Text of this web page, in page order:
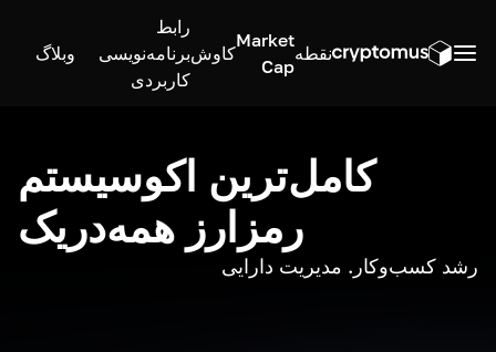
نقطه
Market
Cap
کاوش
رابط
برنامه‌نویسی
کاربردی
وبلاگ
کامل‌ترین اکوسیستم
رمزارز همه‌در‌یک
رشد کسب‌وکار. مدیریت دارایی